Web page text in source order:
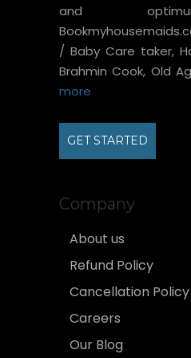
and
/ Baby Care taker,
Brahmin Cook, Old
more
GET STARTED
Company
About us
Refund Policy
Cancellation Policy
Careers
Our Blog